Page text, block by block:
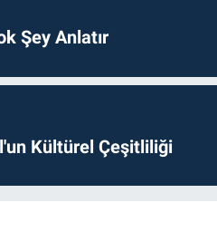
Şey Anlatır
Kültürel Çeşitliliği